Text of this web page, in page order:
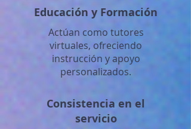
Educación y Formación
Actúan como tutores
virtuales, ofreciendo
instrucción y apoyo
personalizados.
Consistencia en el
servicio